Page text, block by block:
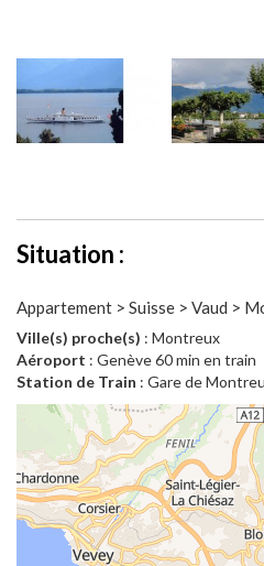
Situation :
Appartement > Suisse > Vaud >
Ville(s) proche(s) : Montreux
Aéroport : Genève 60 min en train
Station de Train : Gare de